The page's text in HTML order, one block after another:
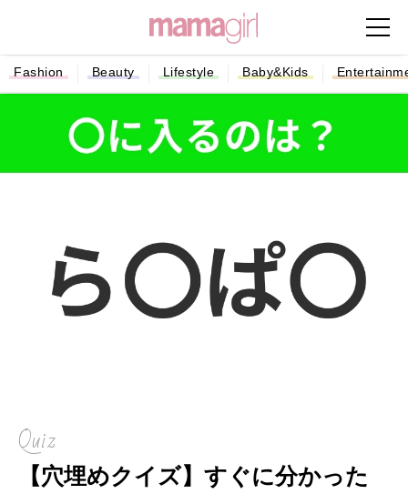
Fashion Beauty Lifestyle Baby&Kids
Quiz
【穴埋めクイズ】すぐに分かった